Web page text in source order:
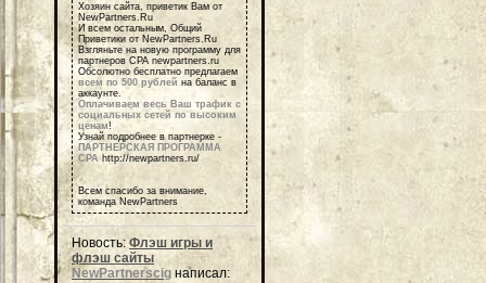
Хозяин сайта, приветик Вам от
NewPartners.Ru
И всем остальным, Общий
Приветики от NewPartners.Ru
Взгляньте на новую программу для
партнеров СРА newpartners.ru
Обсолютно бесплатно предлагаем
всем по 500 рублей на баланс в
аккаунте.
Оплачиваем весь Ваш трафик с
социальных сетей по высоким
ценам!
Узнай подробнее в партнерке -
ПАРТНЕРСКАЯ ПРОГРАММА
СРА http://newpartners.ru/
Всем спасибо за внимание,
команда NewPartners
Новость:Флэш игры и
флэш сайты
NewPartnerscig написал: